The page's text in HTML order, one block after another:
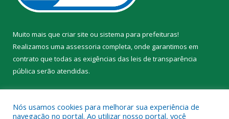
Muito mais que criar site ou sistema para prefeituras!
Realizamos uma assessoria completa, onde garantimos em
contrato que todas as exigências das leis de transparência
pública serão atendidas.
Nós usamos cookies para melhorar sua experiência de
navegação no portal. Ao utilizar nosso portal, você